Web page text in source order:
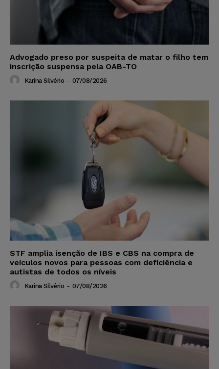
Advogado preso por suspeita de matar o filho tem
inscrição suspensa pela OAB-TO
Karina Silvério - 07/08/2026
STF amplia isenção de IBS e CBS na compra de
veículos novos para pessoas com deficiência e
autistas de todos os níveis
Karina Silvério - 07/08/2026